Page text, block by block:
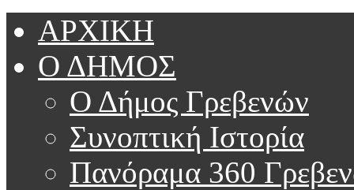
ΑΡΧΙΚΗ
Ο ΔΗΜΟΣ
Ο Δήμος Γρεβενών
Συνοπτική Ιστορία
Πανόραμα 360